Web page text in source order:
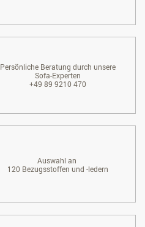
Persönliche Beratung durch unsere
Sofa-Experten
+49 89 9210 470
Auswahl an
120 Bezugsstoffen und -ledern